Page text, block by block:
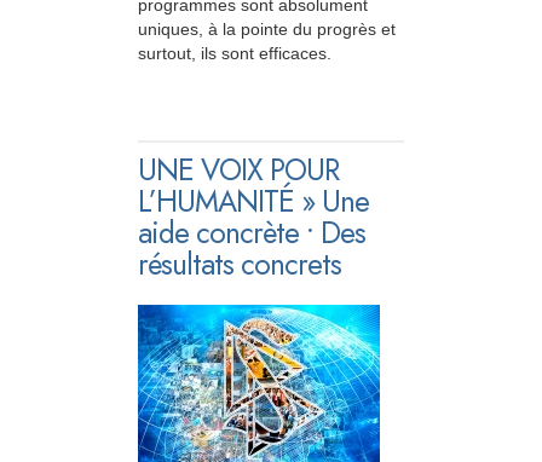
programmes sont absolument
uniques, à la pointe du progrès et
surtout, ils sont efficaces.
UNE VOIX POUR
L’HUMANITÉ » Une
aide concrète • Des
résultats concrets